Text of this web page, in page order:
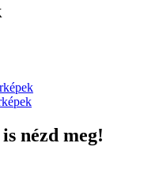
nézd meg!